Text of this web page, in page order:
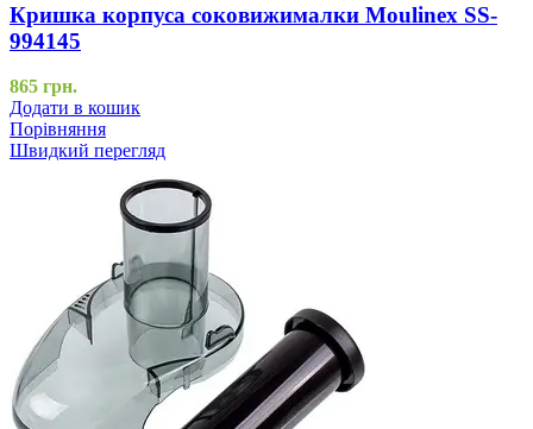
Кришка корпуса соковижималки Moulinex SS-
994145
865 грн.
Додати в кошик
Порівняння
Швидкий перегляд